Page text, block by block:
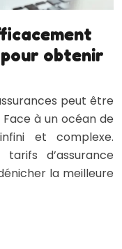
obtenir
peut être
à un océan de
et complexe.
d’assurance
la meilleure